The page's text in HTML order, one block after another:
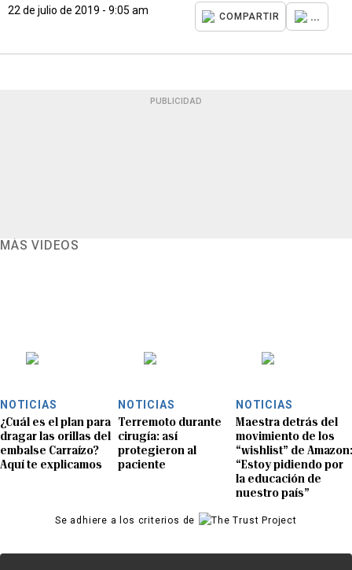
22 de julio de 2019 - 9:05 am
COMPARTIR ...
PUBLICIDAD
MÁS VIDEOS
NOTICIAS
¿Cuál es el plan para
dragar las orillas del
embalse Carraízo?
Aquí te explicamos
NOTICIAS
Terremoto durante
cirugía: así
protegieron al
paciente
NOTICIAS
Maestra detrás del
movimiento de los
“wishlist” de Amazon:
“Estoy pidiendo por
la educación de
nuestro país”
Se adhiere a los criterios de